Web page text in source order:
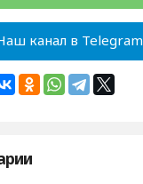
канал в Telegram